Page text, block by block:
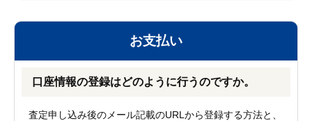
お支払い
口座情報の登録はどのように行うのですか。
査定申し込み後のメール記載のURLから登録する方法と、